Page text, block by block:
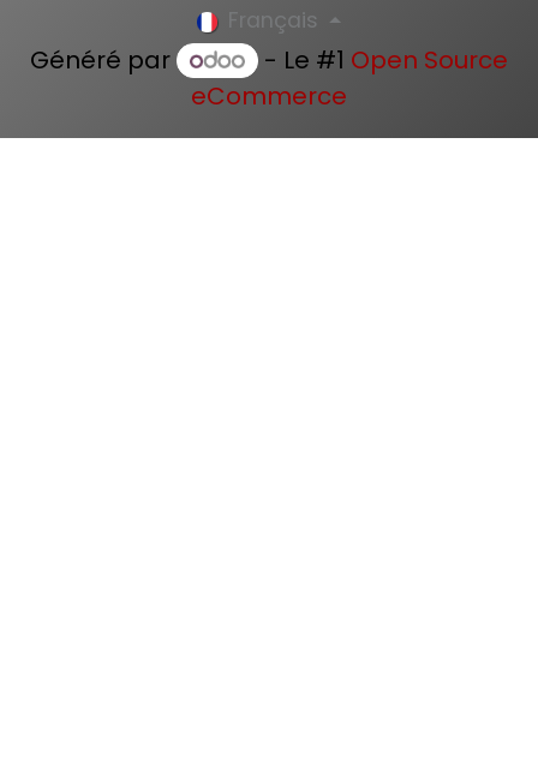
Français
Généré par - Le #1 Open Source
eCommerce